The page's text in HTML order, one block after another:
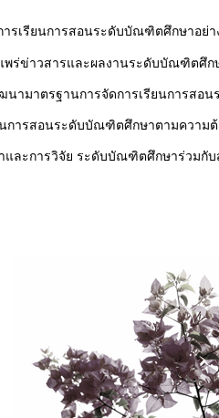
ารเรียนการสอนระดับบัณฑิตศึกษาอย่า
ร่ข่าวสารและผลงานระดับบัณฑิตศึก
นามาตรฐานการจัดการเรียนการสอ
การสอนระดับบัณฑิตศึกษาตามความ
และการวิจัย ระดับบัณฑิตศึกษาร่วมกั